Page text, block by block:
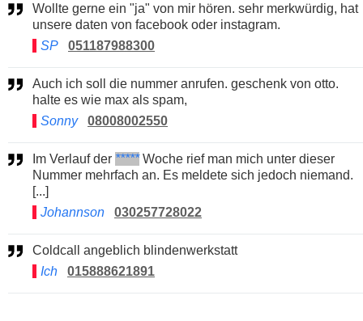
Wollte gerne ein "ja" von mir hören. sehr merkwürdig, hat
unsere daten von facebook oder instagram.
SP
051187988300
Auch ich soll die nummer anrufen. geschenk von otto.
halte es wie max als spam,
Sonny
08008002550
Im Verlauf der *****Woche rief man mich unter dieser
Nummer mehrfach an. Es meldete sich jedoch niemand.
[...]
Johannson
030257728022
Coldcall angeblich blindenwerkstatt
Ich
015888621891